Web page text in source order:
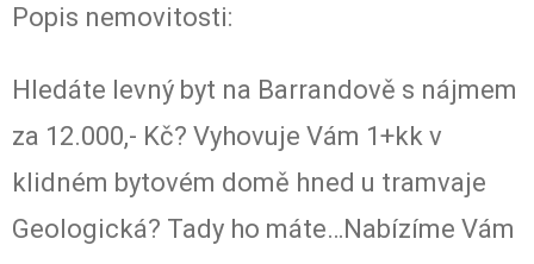
Popis nemovitosti:
Hledáte levný byt na Barrandově s nájmem
za 12.000,- Kč? Vyhovuje Vám 1+kk v
klidném bytovém domě hned u tramvaje
Geologická? Tady ho máte…Nabízíme Vám